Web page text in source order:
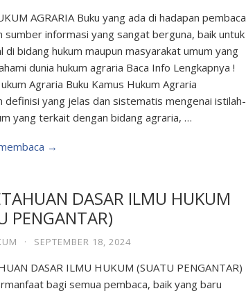
AGRARIA Buku yang ada di hadapan pembaca
sumber informasi yang sangat berguna, baik untuk
di bidang hukum maupun masyarakat umum yang
dunia hukum agraria Baca Info Lengkapnya !
Agraria Buku Kamus Hukum Agraria
definisi yang jelas dan sistematis mengenai istilah-
yang terkait dengan bidang agraria, …
→
DASAR ILMU HUKUM
PENGANTAR)
· SEPTEMBER 18, 2024
DASAR ILMU HUKUM (SUATU PENGANTAR)
bagi semua pembaca, baik yang baru